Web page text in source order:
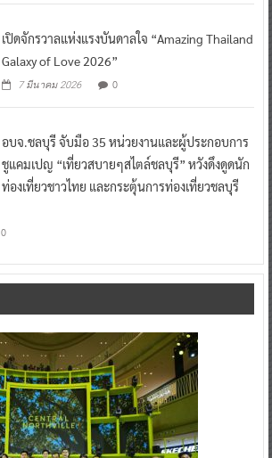
เปิดจักรวาลแห่งแรงบันดาลใจ “Amazing Thailand
Galaxy of Love 2026”
7 มีนาคม 2026 0
อบจ.ชลบุรี จับมือ 35 หน่วยงานและผู้ประกอบการ
ชูแคมเปญ “เที่ยวสบายๆสไตล์ชลบุรี” หวังดึงดูดนัก
ท่องเที่ยวชาวไทย และกระตุ้นการท่องเที่ยวชลบุรี
0